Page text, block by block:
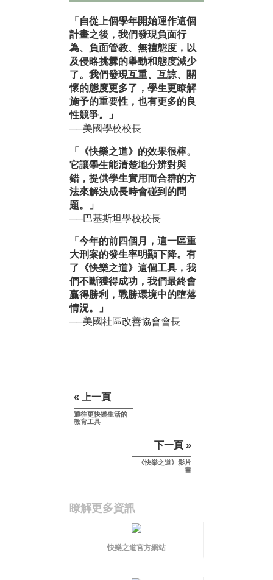
「自從上個學年開始運作這個
計畫之後，我們發現負面行
為、負面管教、無禮態度，以
及侵略挑釁的舉動和態度減少
了。我們發現互重、互諒、關
懷的態度更多了，學生更瞭解
施予的重要性，也有更多的良
性競爭。」
──美國學校校長
「《快樂之道》的效果很棒。
它讓學生能清楚地分辨對與
錯，提供學生實用而合群的方
法來解決成長時會碰到的問
題。」
──巴基斯坦學校校長
「今年的前四個月，這一區重
大刑案的發生率明顯下降。有
了《快樂之道》這個工具，我
們不斷獲得成功，我們最終會
贏得勝利，戰勝環境中的墮落
情況。」
──美國社區改善協會會長
« 上一頁
通往更快樂生活的
教育工具
下一頁 »
《快樂之道》影片
書
瞭解更多資訊
快樂之道官方網站